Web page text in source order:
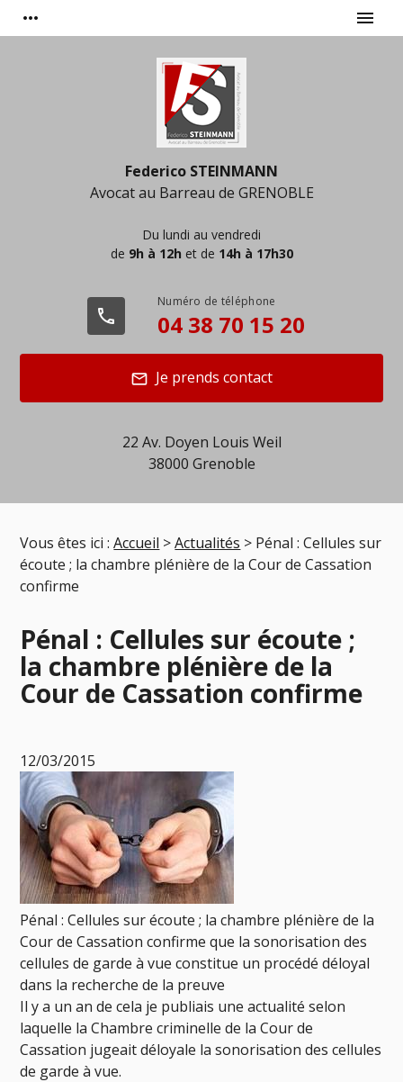
more_horiz menu
22 Av. Doyen Louis Weil
38000 Grenoble
Federico STEINMANN
Avocat au Barreau de GRENOBLE
Du lundi au vendredi
de 9h à 12h et de 14h à 17h30
phone 04 38 70 15 20
mail Je prends contact
Vous êtes ici : Accueil >Actualités > Pénal : Cellules sur
écoute ; la chambre plénière de la Cour de Cassation
confirme
Pénal : Cellules sur écoute ;
la chambre plénière de la
Cour de Cassation confirme
12/03/2015
Pénal : Cellules sur écoute ; la chambre plénière de la
Cour de Cassation confirme que la sonorisation des
cellules de garde à vue constitue un procédé déloyal
dans la recherche de la preuve
Il y a un an de cela je publiais une actualité selon
laquelle la Chambre criminelle de la Cour de
Cassation jugeait déloyale la sonorisation des cellules
de garde à vue.